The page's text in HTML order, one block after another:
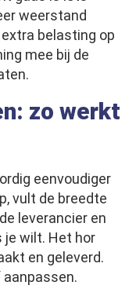
weerstand
belasting op
mee bij de
zo werkt
eenvoudiger
vult de breedte
leverancier en
je wilt. Het hor
en geleverd.
aanpassen.